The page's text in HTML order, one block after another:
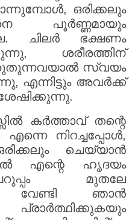
ഒരിക്കലും
പൂർണ്ണമായും
ചിലർ ഭക്ഷണം
ശരീരത്തിന്
സ്വയം
എന്നിട്ടും അവർക്ക്
കർത്താവ് തന്റെ
എന്നെ നിറച്ചപ്പോൾ,
ചെയ്യാൻ
എന്റെ ഹൃദയം
മുതലേ
വേണ്ടി ഞാൻ